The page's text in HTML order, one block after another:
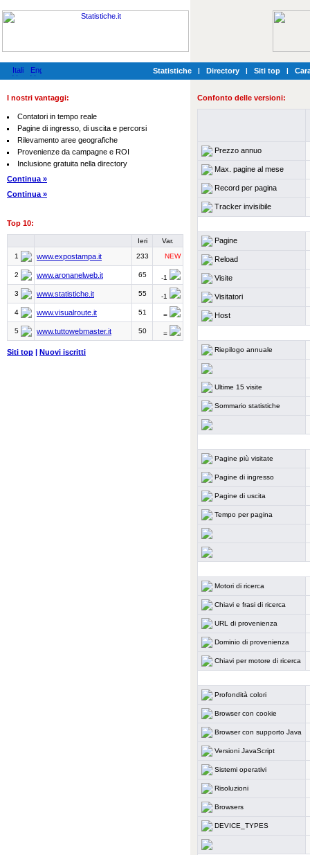
Statistiche | Directory | Siti top |
I nostri vantaggi:
Contatori in tempo reale
Pagine di ingresso, di uscita e percorsi
Rilevamento aree geografiche
Provenienze da campagne e ROI
Inclusione gratuita nella directory
Continua »
Continua »
Top 10:
Ieri
Var.
1
www.expostampa.it 233 NEW
2 www.aronanelweb.it 65 -1
3 www.statistiche.it 55 -1
4 www.visualroute.it 51 =
5 www.tuttowebmaster.it 50 =
Siti top | Nuovi iscritti
Confonto delle versioni:
Prezzo annuo
Max. pagine al mese
Record per pagina
Tracker invisibile
Pagine
Reload
Visite
Visitatori
Host
Riepilogo annuale
Ultime 15 visite
Sommario statistiche
Pagine più visitate
Pagine di ingresso
Pagine di uscita
Tempo per pagina
Motori di ricerca
Chiavi e frasi di ricerca
URL di provenienza
Dominio di provenienza
Chiavi per motore di ricerca
Profondità colori
Browser con cookie
Browser con supporto Java
Versioni JavaScript
Sistemi operativi
Risoluzioni
Browsers
DEVICE_TYPES